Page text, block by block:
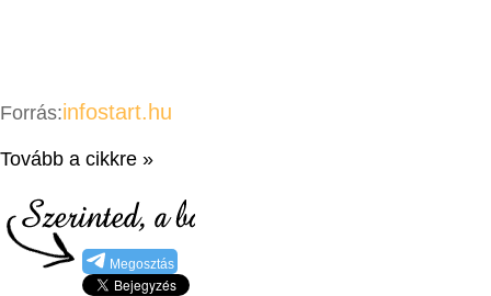
Forrás:infostart.hu
Tovább a cikkre »
Megosztás